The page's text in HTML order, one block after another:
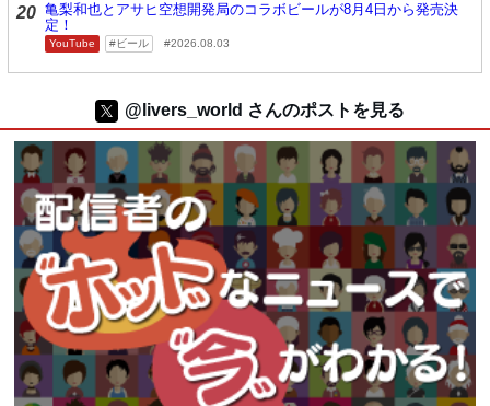
20 亀梨和也とアサヒ空想開発局のコラボビールが8月4日から発売決
定！
YouTube ビール 2026.08.03
@livers_world さんのポストを見る